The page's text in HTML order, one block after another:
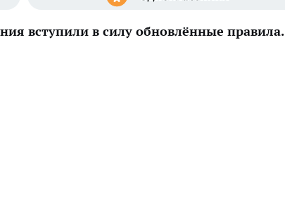
вступили в силу обновлённые правила.